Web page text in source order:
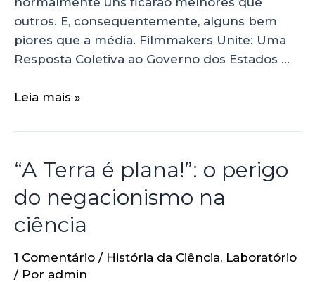
outros. E, consequentemente, alguns bem
piores que a média. Filmmakers Unite: Uma
Resposta Coletiva ao Governo dos Estados …
Leia mais »
“A Terra é plana!”: o perigo
do negacionismo na
ciência
1 Comentário / História da Ciência, Laboratório
/ Por admin